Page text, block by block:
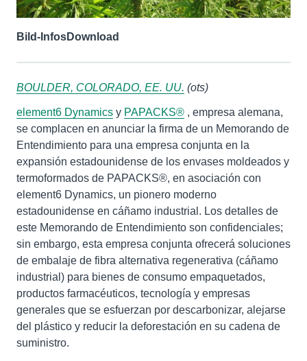
Bild-InfosDownload
BOULDER, COLORADO, EE. UU. (ots)
element6 Dynamics y PAPACKS® , empresa alemana,
se complacen en anunciar la firma de un Memorando de
Entendimiento para una empresa conjunta en la
expansión estadounidense de los envases moldeados y
termoformados de PAPACKS®, en asociación con
element6 Dynamics, un pionero moderno
estadounidense en cáñamo industrial. Los detalles de
este Memorando de Entendimiento son confidenciales;
sin embargo, esta empresa conjunta ofrecerá soluciones
de embalaje de fibra alternativa regenerativa (cáñamo
industrial) para bienes de consumo empaquetados,
productos farmacéuticos, tecnología y empresas
generales que se esfuerzan por descarbonizar, alejarse
del plástico y reducir la deforestación en su cadena de
suministro.